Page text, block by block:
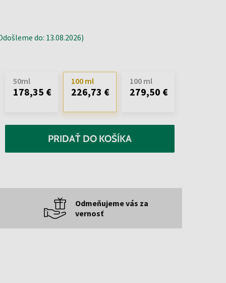
do: 13.08.2026)
50ml
178,35 €
100 ml
226,73 €
100 ml
279,50 €
PRIDAŤ DO KOŠÍKA
Odmeňujeme vás za
vernosť